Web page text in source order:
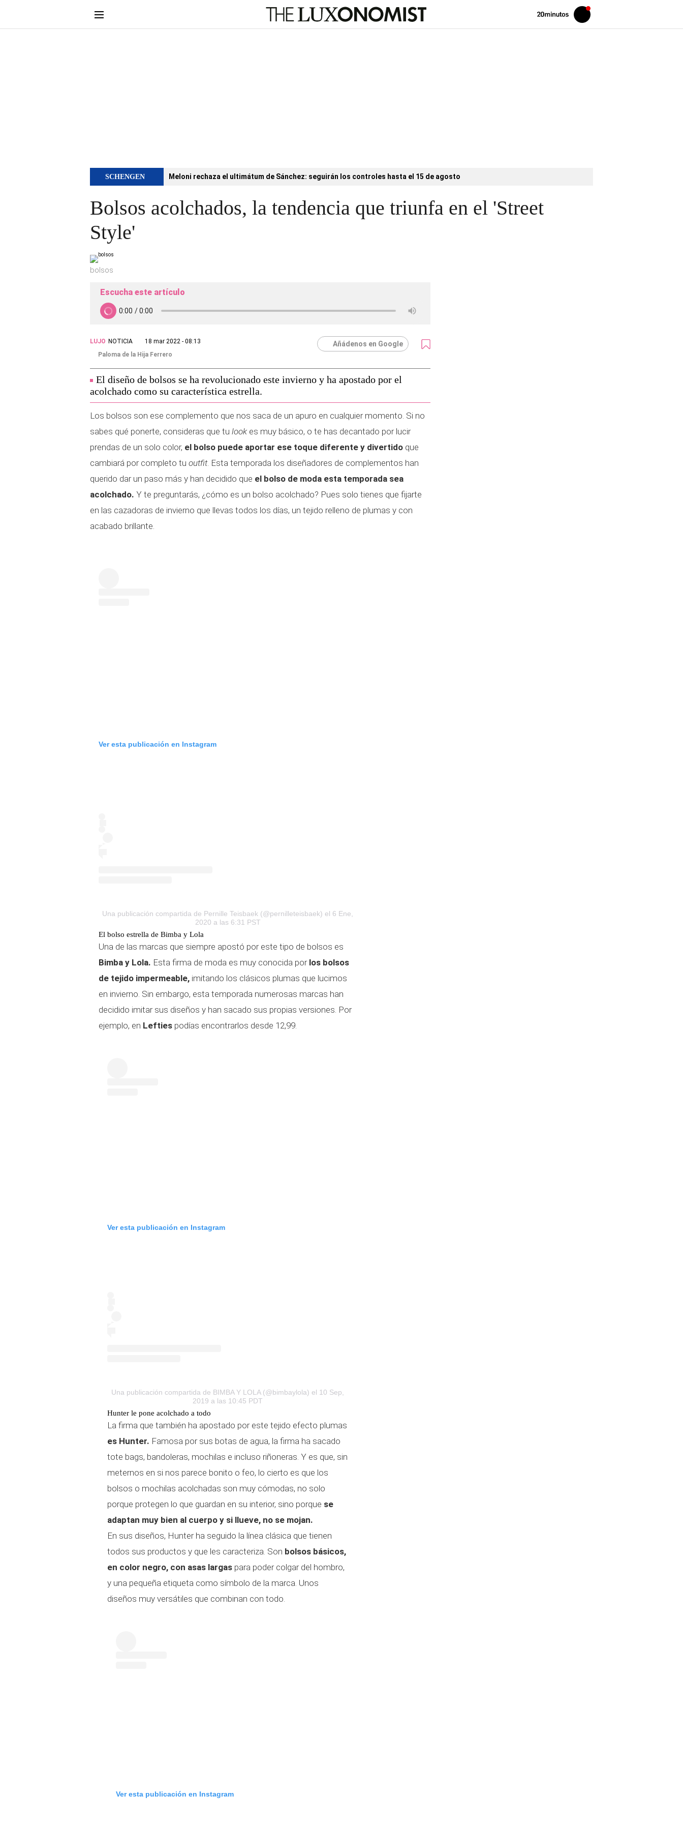
Volver
Iniciar
sesión
SCHENGEN Meloni rechaza el ultimátum de Sánchez: seguirán los controles hasta el 15 de agosto
Bolsos acolchados, la tendencia que triunfa en el 'Street
Style'
bolsos
Escucha este artículo
LUJO NOTICIA
18 mar 2022 - 08:13
Paloma de la Hija Ferrero
Añádenos en Google
El diseño de bolsos se ha revolucionado este invierno y ha apostado por el
acolchado como su característica estrella.
Los bolsos son ese complemento que nos saca de un apuro en cualquier momento. Si no
sabes qué ponerte, consideras que tu look es muy básico, o te has decantado por lucir
prendas de un solo color, el bolso puede aportar ese toque diferente y divertido que
cambiará por completo tu outfit. Esta temporada los diseñadores de complementos han
querido dar un paso más y han decidido que el bolso de moda esta temporada sea
acolchado. Y te preguntarás, ¿cómo es un bolso acolchado? Pues solo tienes que fijarte
en las cazadoras de invierno que llevas todos los días, un tejido relleno de plumas y con
acabado brillante.
Ver esta publicación en Instagram
Una publicación compartida de Pernille Teisbaek (@pernilleteisbaek) el 6 Ene,
2020 a las 6:31 PST
El bolso estrella de Bimba y Lola
Una de las marcas que siempre apostó por este tipo de bolsos es
Bimba y Lola. Esta firma de moda es muy conocida por los bolsos
de tejido impermeable, imitando los clásicos plumas que lucimos
en invierno. Sin embargo, esta temporada numerosas marcas han
decidido imitar sus diseños y han sacado sus propias versiones. Por
ejemplo, en Lefties podías encontrarlos desde 12,99.
Ver esta publicación en Instagram
Una publicación compartida de BIMBA Y LOLA (@bimbaylola) el 10 Sep,
2019 a las 10:45 PDT
Hunter le pone acolchado a todo
La firma que también ha apostado por este tejido efecto plumas
es Hunter. Famosa por sus botas de agua, la firma ha sacado
tote bags, bandoleras, mochilas e incluso riñoneras. Y es que, sin
meternos en si nos parece bonito o feo, lo cierto es que los
bolsos o mochilas acolchadas son muy cómodas, no solo
porque protegen lo que guardan en su interior, sino porque se
adaptan muy bien al cuerpo y si llueve, no se mojan.
En sus diseños, Hunter ha seguido la línea clásica que tienen
todos sus productos y que les caracteriza. Son bolsos básicos,
en color negro, con asas largas para poder colgar del hombro,
y una pequeña etiqueta como símbolo de la marca. Unos
diseños muy versátiles que combinan con todo.
Ver esta publicación en Instagram